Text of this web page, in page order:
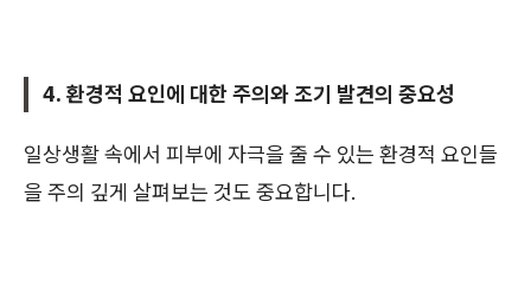
4. 환경적 요인에 대한 주의와 조기 발견의 중요성
일상생활 속에서 피부에 자극을 줄 수 있는 환경적 요인들
을 주의 깊게 살펴보는 것도 중요합니다.